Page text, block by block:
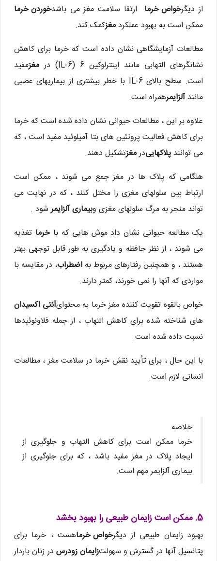
از دیگرخواص خرما ارتقا سلامت مغز می باشدخوردن خرما
ممکن است به بهبود عملکردمغزکمک کند.
مطالعات آزمایشگاهی نشان داده است که خرما برای کاهش
نشانگرهای التهابی مانند اینترلوکین 6 (IL-6) در
مغزمفید
است. سطح بالای IL-6 با خطر بیشتری از بیماریهای عصبی
مانندآلزایمرهمراه است.
علاوه بر این ، مطالعات حیوانی نشان داده شده است که خرما
برای کاهش فعالیت پروتئین های بتا آمیلوئید مفید است ، که
می توانند پلاکهاییدرمغزتشکیل دهند.
هنگامی که پلاک ها در مغز جمع می شوند ، ممکن است
ارتباط بین سلولهای مغزی را مختل کنند ، که در نهایت می
تواند منجر به مرگ سلولهای مغزی وبیماری آلزایمرشود .
یک مطالعه حیوانی نشان داد موش هایی که باخرما تغذیه
می شوند ، از نظر حافظه و یادگیری به طور قابل توجهی بهتر
هستند ، و همچنین رفتارهای مربوط به اضطراب، در مقایسه با
مواردی که آنها را نمی خورند، کمتر دارند.
خواص بالقوه تقویت کننده مغز خرما به محتوایآنتی اکسیدان
های شناخته شده برای کاهش التهاب ، از جمله فلاونوئیدها
نسبت داده شده است.
با این حال ، برای تأیید نقش خرما در سلامت مغز ، مطالعات
انسانی لازم است.
خلاصه
خرما ممکن است برای کاهش التهاب و جلوگیری از
ایجاد پلاک در مغز مفید باشد ، که برای جلوگیری از
بیماری آلزایمر مهم است.
5. ممکن است زایمان طبیعی را بهبود بخشد
بهبود زایمان طبیعی از دیگرخواص خرماهست ، خرما برای
پتانسیل آنها در گسترش و سهولتزایمان زودرس در زنان باردار